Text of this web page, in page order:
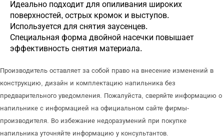
Идеально подходит для опиливания широких
поверхностей, острых кромок и выступов.
Используется для снятия заусенцев.
Специальная форма двойной насечки повышает
эффективность снятия материала.
Производитель оставляет за собой право на внесение изменений в
конструкцию, дизайн и комплектацию напильника без
предварительного уведомления. Пожалуйста, сверяйте информацию о
напильнике с информацией на официальном сайте фирмы-
производителя. Во избежание недоразумений при покупке
напильника уточняйте информацию у консультантов.